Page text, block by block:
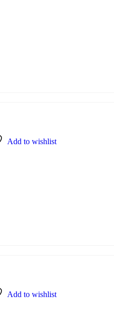
Add to wishlist
Add to wishlist